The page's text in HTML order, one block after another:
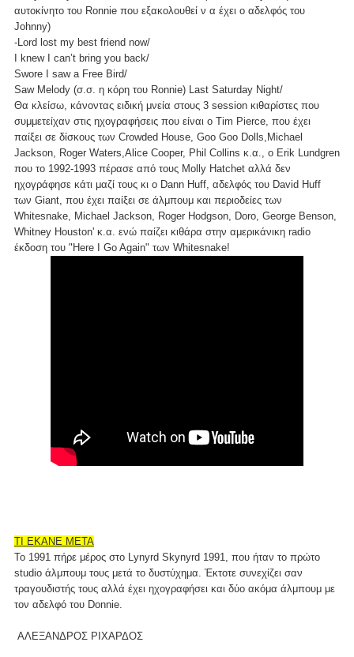
αυτοκίνητο του Ronnie που εξακολουθεί ν α έχει ο αδελφός του
Johnny)
-Lord lost my best friend now/
I knew I can’t bring you back/
Swore I saw a Free Bird/
Saw Melody (σ.σ. η κόρη του Ronnie) Last Saturday Night/
Θα κλείσω, κάνοντας ειδική μνεία στους 3 session κιθαρίστες που
συμμετείχαν στις ηχογραφήσεις που είναι ο Tim Pierce, που έχει
παίξει σε δίσκους των Crowded House, Goo Goo Dolls,Michael
Jackson, Roger Waters,Alice Cooper, Phil Collins κ.α., ο Erik Lundgren
που το 1992-1993 πέρασε από τους Molly Hatchet αλλά δεν
ηχογράφησε κάτι μαζί τους κι ο Dann Huff, αδελφός του David Huff
των Giant, που έχει παίξει σε άλμπουμ και περιοδείες των
Whitesnake, Michael Jackson, Roger Hodgson, Doro, George Benson,
Whitney Houston' κ.α. ενώ παίζει κιθάρα στην αμερικάνικη radio
έκδοση του "Here I Go Again" των Whitesnake!
ΤΙ ΕΚΑΝΕ ΜΕΤΑ
To 1991 πήρε μέρος στο Lynyrd Skynyrd 1991, που ήταν το πρώτο
studio άλμπουμ τους μετά το δυστύχημα. Έκτοτε συνεχίζει σαν
τραγουδιστής τους αλλά έχει ηχογραφήσει και δύο ακόμα άλμπουμ με
τον αδελφό του Donnie.
ΑΛΕΞΑΝΔΡΟΣ ΡΙΧΑΡΔΟΣ